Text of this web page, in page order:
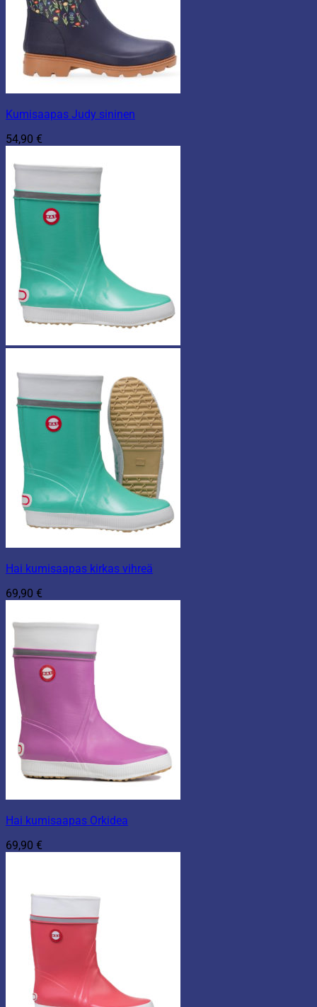
Kumisaapas Judy sininen
54,90 €
Hai kumisaapas kirkas vihreä
69,90 €
Hai kumisaapas Orkidea
69,90 €